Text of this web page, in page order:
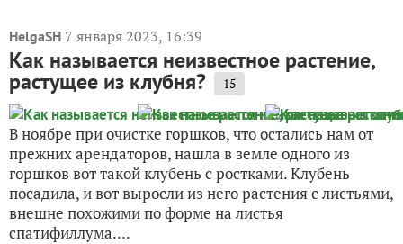
HelgaSH 7 января 2023, 16:39
Как называется неизвестное растение,
растущее из клубня? 15
В ноябре при очистке горшков, что остались нам от
прежних арендаторов, нашла в земле одного из
горшков вот такой клубень с ростками. Клубень
посадила, и вот выросли из него растения с листьями,
внешне похожими по форме на листья
спатифиллума....